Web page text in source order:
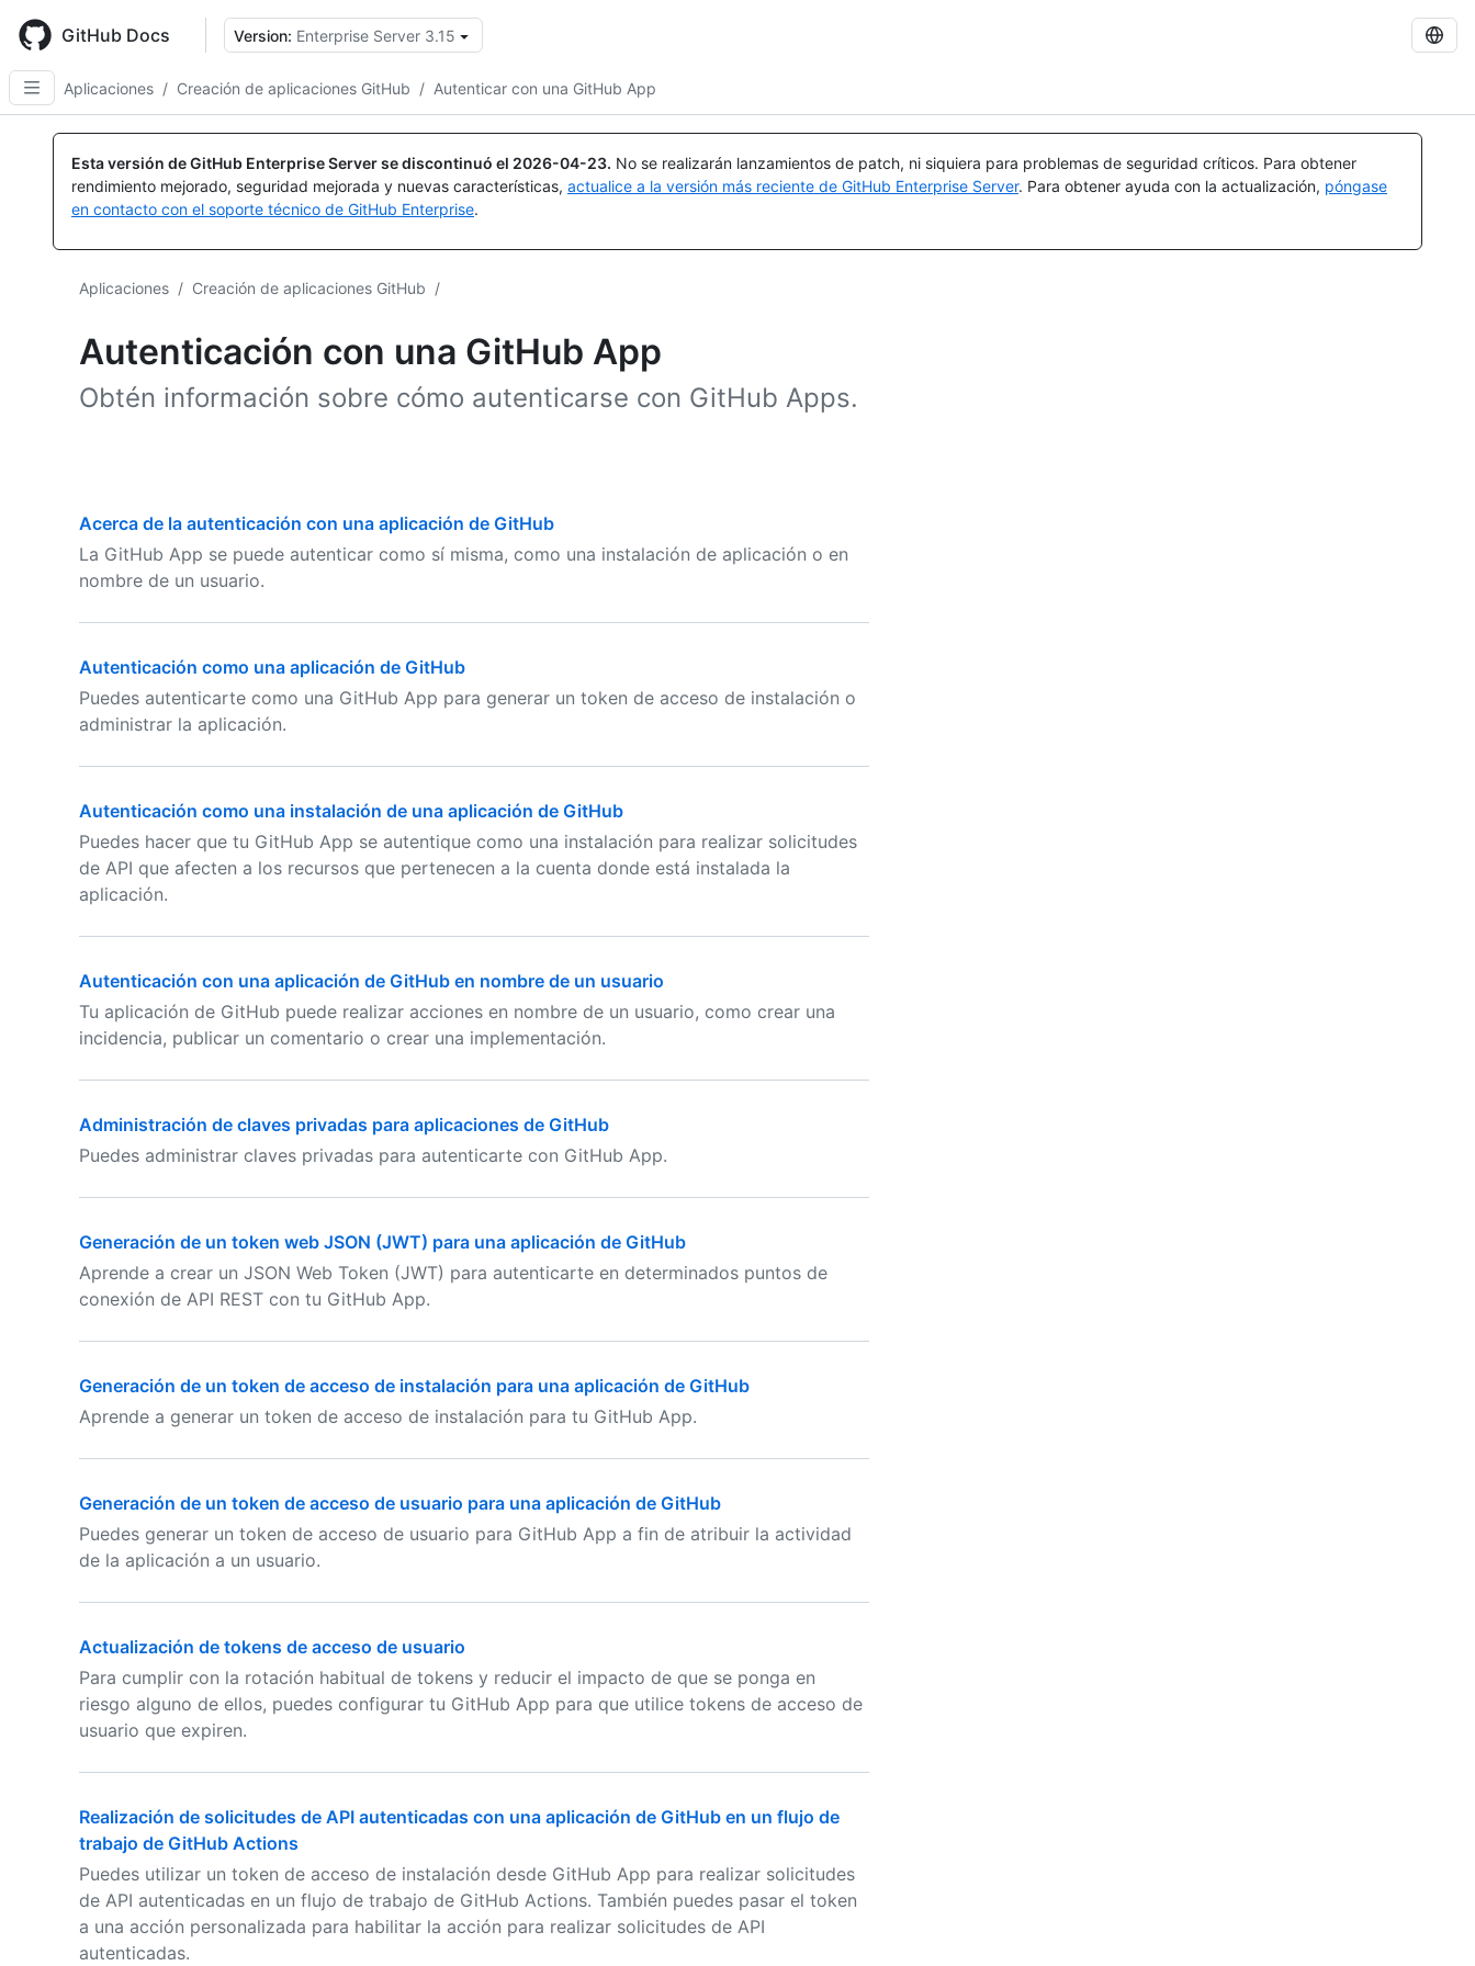
main
content
GitHub Docs Version: Enterprise Server 3.15
Aplicaciones / Creación de aplicaciones GitHub / Autenticar con una GitHub App
Esta versión de GitHub Enterprise Server se discontinuó el 2026-04-23. No se realizarán lanzamientos de patch, ni siquiera para problemas de seguridad críticos. Para obtener
rendimiento mejorado, seguridad mejorada y nuevas características, actualice a la versión más reciente de GitHub Enterprise Server. Para obtener ayuda con la actualización, póngase
en contacto con el soporte técnico de GitHub Enterprise.
Aplicaciones / Creación de aplicaciones GitHub /
Autenticación con una GitHub App
Obtén información sobre cómo autenticarse con GitHub Apps.
Acerca de la autenticación con una aplicación de GitHub
La GitHub App se puede autenticar como sí misma, como una instalación de aplicación o en
nombre de un usuario.
Autenticación como una aplicación de GitHub
Puedes autenticarte como una GitHub App para generar un token de acceso de instalación o
administrar la aplicación.
Autenticación como una instalación de una aplicación de GitHub
Puedes hacer que tu GitHub App se autentique como una instalación para realizar solicitudes
de API que afecten a los recursos que pertenecen a la cuenta donde está instalada la
aplicación.
Autenticación con una aplicación de GitHub en nombre de un usuario
Tu aplicación de GitHub puede realizar acciones en nombre de un usuario, como crear una
incidencia, publicar un comentario o crear una implementación.
Administración de claves privadas para aplicaciones de GitHub
Puedes administrar claves privadas para autenticarte con GitHub App.
Generación de un token web JSON (JWT) para una aplicación de GitHub
Aprende a crear un JSON Web Token (JWT) para autenticarte en determinados puntos de
conexión de API REST con tu GitHub App.
Generación de un token de acceso de instalación para una aplicación de GitHub
Aprende a generar un token de acceso de instalación para tu GitHub App.
Generación de un token de acceso de usuario para una aplicación de GitHub
Puedes generar un token de acceso de usuario para GitHub App a fin de atribuir la actividad
de la aplicación a un usuario.
Actualización de tokens de acceso de usuario
Para cumplir con la rotación habitual de tokens y reducir el impacto de que se ponga en
riesgo alguno de ellos, puedes configurar tu GitHub App para que utilice tokens de acceso de
usuario que expiren.
Realización de solicitudes de API autenticadas con una aplicación de GitHub en un flujo de
trabajo de GitHub Actions
Puedes utilizar un token de acceso de instalación desde GitHub App para realizar solicitudes
de API autenticadas en un flujo de trabajo de GitHub Actions. También puedes pasar el token
a una acción personalizada para habilitar la acción para realizar solicitudes de API
autenticadas.